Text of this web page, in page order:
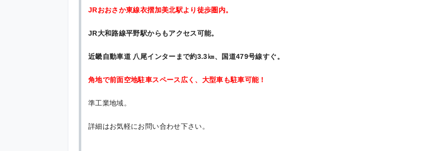
JRおおさか東線衣摺加美北駅より徒歩圏内。
JR大和路線平野駅からもアクセス可能。
近畿自動車道 八尾インターまで約3.3㎞、国道479号線すぐ。
角地で前面空地駐車スペース広く、大型車も駐車可能！
準工業地域。
詳細はお気軽にお問い合わせ下さい。